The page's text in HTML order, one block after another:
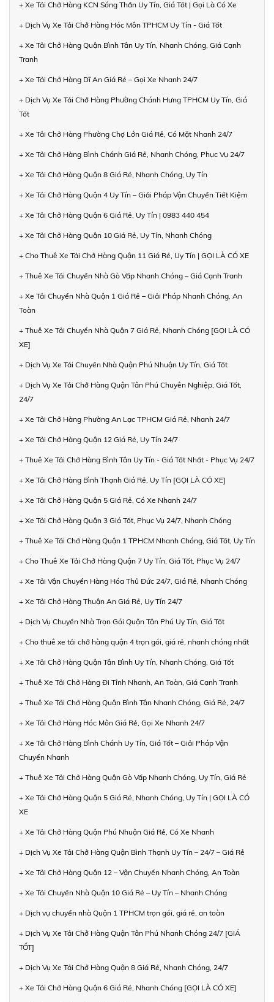
+ Xe Tải Chở Hàng KCN Sóng Thần Uy Tín, Giá Tốt | Gọi Là Có Xe
+ Dịch Vụ Xe Tải Chở Hàng Hóc Môn TPHCM Uy Tín - Giá Tốt
+ Xe Tải Chở Hàng Quận Bình Tân Uy Tín, Nhanh Chóng, Giá Cạnh
Tranh
+ Xe Tải Chở Hàng Dĩ An Giá Rẻ – Gọi Xe Nhanh 24/7
+ Dịch Vụ Xe Tải Chở Hàng Phường Chánh Hưng TPHCM Uy Tín, Giá
Tốt
+ Xe Tải Chở Hàng Phường Chợ Lớn Giá Rẻ, Có Mặt Nhanh 24/7
+ Xe Tải Chở Hàng Bình Chánh Giá Rẻ, Nhanh Chóng, Phục Vụ 24/7
+ Xe Tải Chở Hàng Quận 8 Giá Rẻ, Nhanh Chóng, Uy Tín
+ Xe Tải Chở Hàng Quận 4 Uy Tín – Giải Pháp Vận Chuyển Tiết Kiệm
+ Xe Tải Chở Hàng Quận 6 Giá Rẻ, Uy Tín | 0983 440 454
+ Xe Tải Chở Hàng Quận 10 Giá Rẻ, Uy Tín, Nhanh Chóng
+ Cho Thuê Xe Tải Chở Hàng Quận 11 Giá Rẻ, Uy Tín | GỌI LÀ CÓ XE
+ Thuê Xe Tải Chuyển Nhà Gò Vấp Nhanh Chóng – Giá Cạnh Tranh
+ Xe Tải Chuyển Nhà Quận 1 Giá Rẻ – Giải Pháp Nhanh Chóng, An
Toàn
+ Thuê Xe Tải Chuyển Nhà Quận 7 Giá Rẻ, Nhanh Chóng [GỌI LÀ CÓ
XE]
+ Dịch Vụ Xe Tải Chuyển Nhà Quận Phú Nhuận Uy Tín, Giá Tốt
+ Dịch Vụ Xe Tải Chở Hàng Quận Tân Phú Chuyên Nghiệp, Giá Tốt,
24/7
+ Xe Tải Chở Hàng Phường An Lạc TPHCM Giá Rẻ, Nhanh 24/7
+ Xe Tải Chở Hàng Quận 12 Giá Rẻ, Uy Tín 24/7
+ Thuê Xe Tải Chở Hàng Bình Tân Uy Tín - Giá Tốt Nhất - Phục Vụ 24/7
+ Xe Tải Chở Hàng Bình Thạnh Giá Rẻ, Uy Tín [GỌI LÀ CÓ XE]
+ Xe Tải Chở Hàng Quận 5 Giá Rẻ, Có Xe Nhanh 24/7
+ Xe Tải Chở Hàng Quận 3 Giá Tốt, Phục Vụ 24/7, Nhanh Chóng
+ Thuê Xe Tải Chở Hàng Quận 1 TPHCM Nhanh Chóng, Giá Tốt, Uy Tín
+ Cho Thuê Xe Tải Chở Hàng Quận 7 Uy Tín, Giá Tốt, Phục Vụ 24/7
+ Xe Tải Vận Chuyển Hàng Hóa Thủ Đức 24/7, Giá Rẻ, Nhanh Chóng
+ Xe Tải Chở Hàng Thuận An Giá Rẻ, Uy Tín 24/7
+ Dịch Vụ Chuyển Nhà Trọn Gói Quận Tân Phú Uy Tín, Giá Tốt
+ Cho thuê xe tải chở hàng quận 4 trọn gói, giá rẻ, nhanh chóng nhất
+ Xe Tải Chở Hàng Quận Tân Bình Uy Tín, Nhanh Chóng, Giá Tốt
+ Thuê Xe Tải Chở Hàng Đi Tỉnh Nhanh, An Toàn, Giá Cạnh Tranh
+ Thuê Xe Tải Chở Hàng Quận Bình Tân Nhanh Chóng, Giá Rẻ, 24/7
+ Xe Tải Chở Hàng Hóc Môn Giá Rẻ, Gọi Xe Nhanh 24/7
+ Xe Tải Chở Hàng Bình Chánh Uy Tín, Giá Tốt – Giải Pháp Vận
Chuyển Nhanh
+ Thuê Xe Tải Chở Hàng Quận Gò Vấp Nhanh Chóng, Uy Tín, Giá Rẻ
+ Xe Tải Chở Hàng Quận 5 Giá Rẻ, Nhanh Chóng, Uy Tín | GỌI LÀ CÓ
XE
+ Xe Tải Chở Hàng Quận Phú Nhuận Giá Rẻ, Có Xe Nhanh
+ Dịch Vụ Xe Tải Chở Hàng Quận Bình Thạnh Uy Tín – 24/7 – Giá Rẻ
+ Xe Tải Chở Hàng Quận 12 – Vận Chuyển Nhanh Chóng, An Toàn
+ Xe Tải Chuyển Nhà Quận 10 Giá Rẻ – Uy Tín – Nhanh Chóng
+ Dịch vụ chuyển nhà Quận 1 TPHCM trọn gói, giá rẻ, an toàn
+ Dịch Vụ Xe Tải Chở Hàng Quận Tân Phú Nhanh Chóng 24/7 [GIÁ
TỐT]
+ Dịch Vụ Xe Tải Chở Hàng Quận 8 Giá Rẻ, Nhanh Chóng, 24/7
+ Xe Tải Chở Hàng Quận 6 Giá Rẻ, Nhanh Chóng [GỌI LÀ CÓ XE]